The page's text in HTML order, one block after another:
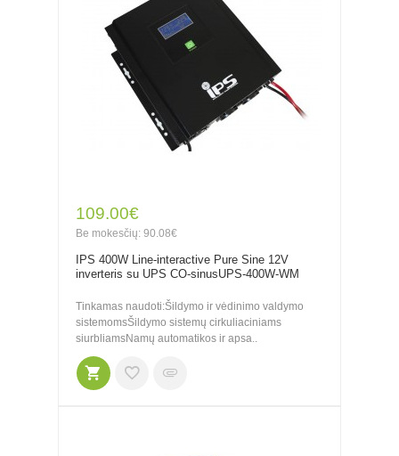
109.00€
Be mokesčių: 90.08€
IPS 400W Line-interactive Pure Sine 12V
inverteris su UPS CO-sinusUPS-400W-WM
Tinkamas naudoti:Šildymo ir vėdinimo valdymo
sistemomsŠildymo sistemų cirkuliaciniams
siurbliamsNamų automatikos ir apsa..